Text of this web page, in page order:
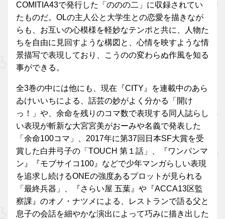
COMITIA43で発行した「ののの二」に収録されてい
たものだ。OLの主人公と大学生との恋愛を描きなが
らも、お互いの心模様を軽妙なテンポと共に、人物た
ちを自由に見回すような構図と、心情を映すような情
景描写で表現しており、こうのの変わらぬ作風を知る
事ができる。
全3巻の中には他にも、現在『CITY』を連載中のあら
ゐけいいちによる、話芸の妙がよく分かる「開け
っ！」や、余命を残りのコマ数で表現する同人誌らし
い表現が斬新な大宮宮美がおーみや名義で発表した
「余命100コマ」、2017年に第37回日本SF大賞を受
賞した白井弓子の「TOUCH 第１話」、『ワンパンマ
ン』『モブサイコ100』などで少年マンガらしい表現
を追求し続けるONEの強度あるプロットが見られる
「最終兵器」、『さらい屋 五葉』や『ACCA13区監
察課』のオノ・ナツメによる、レストランで語る父と
息子の会話を細やかな演出によって巧みに描き出した